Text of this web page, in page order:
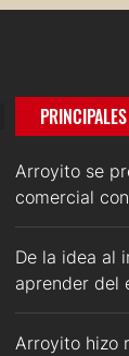
Arroyito se
comercial
De la idea al
aprender del
Arroyito hizo